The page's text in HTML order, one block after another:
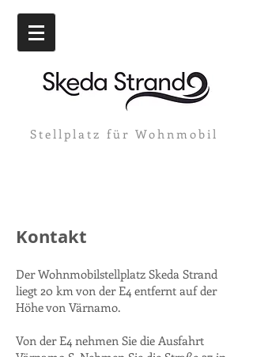
Stellplatz für Wohnmobil
Kontakt
Der Wohnmobilstellplatz Skeda Strand
liegt 20 km von der E4 entfernt auf der
Höhe von Värnamo.
Von der E4 nehmen Sie die Ausfahrt